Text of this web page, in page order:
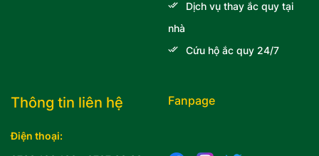
Thông tin liên hệ
Điện thoại:
Dịch vụ thay ắc quy tại
nhà
Cứu hộ ắc quy 24/7
Fanpage